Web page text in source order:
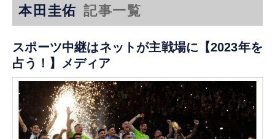
本田圭佑 記事一覧
スポーツ中継はネットが主戦場に【2023年を
占う！】メディア